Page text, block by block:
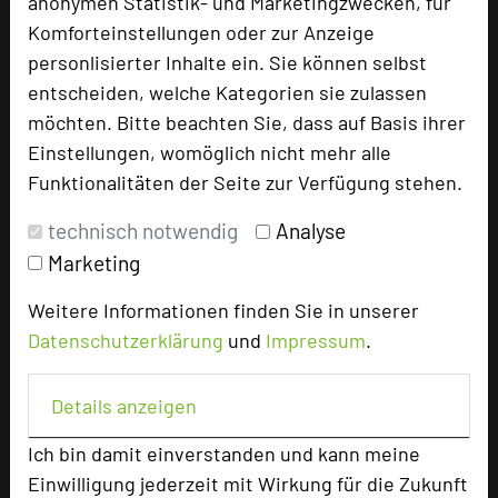
Komforteinstellungen oder zur Anzeige
personlisierter Inhalte ein. Sie können selbst
entscheiden, welche Kategorien sie zulassen
möchten. Bitte beachten Sie, dass auf Basis ihrer
Einstellungen, womöglich nicht mehr alle
Funktionalitäten der Seite zur Verfügung stehen.
technisch notwendig
Analyse
Marketing
Weitere Informationen finden Sie in unserer
Datenschutzerklärung und Impressum.
Details anzeigen
Ich bin damit einverstanden und kann meine
Einwilligung jederzeit mit Wirkung für die Zukunft
Suiten
Besonders geeignet für
Seminar, Konferenz, Klausur
437 Seiten dieses Hotels wurden in den vergangenen
30 Tagen auf diesem Portal aufgerufen.
Impressum zum Hotel
Für die Verwendung der Bilder haben die jeweiligen Hotels die
Nutzungsrechte für dieses Portal eingeräumt und sind dafür